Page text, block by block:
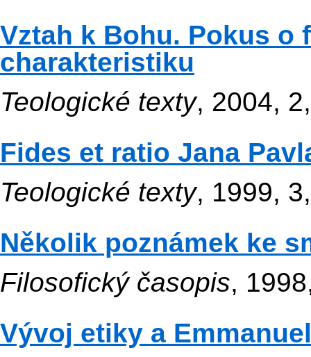
Vztah k Bohu. Pokus
charakteristiku
Teologické texty, 2004,
Fides et ratio Jana
Teologické texty, 1999,
Několik poznámek ke
Filosofický časopis,
Vývoj etiky a